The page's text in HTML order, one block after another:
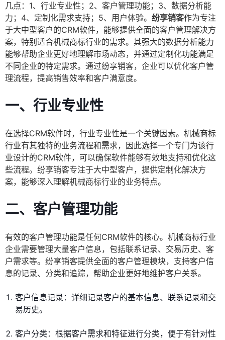
几点：1、行业专业性；2、客户管理功能；3、数据分析能
力；4、定制化需求支持；5、用户体验。 纷享销客作为专注
于大中型客户的CRM软件，能够提供全面的客户管理解决方
案，特别适合机械商标行业的需求。其强大的数据分析能力
能够帮助企业更好地理解市场动态，并通过定制化功能满足
不同企业的特定需求。通过纷享销客，企业可以优化客户管
理流程，提高销售效率和客户满意度。
一、行业专业性
在选择CRM软件时，行业专业性是一个关键因素。机械商标
行业有其独特的业务流程和需求，因此选择一个专门为该行
业设计的CRM软件，可以确保软件能够有效地支持和优化这
些流程。纷享销客专注于大中型客户，提供定制化解决方
案，能够深入理解机械商标行业的业务特点。
二、客户管理功能
有效的客户管理功能是任何CRM软件的核心。机械商标行业
企业需要管理大量客户信息，包括联系记录、交易历史、客
户需求等。纷享销客提供全面的客户管理模块，支持客户信
息的记录、分类和追踪，帮助企业更好地维护客户关系。
客户信息记录：详细记录客户的基本信息、联系记录和交
易历史。
客户分类：根据客户需求和特征进行分类，便于有针对性